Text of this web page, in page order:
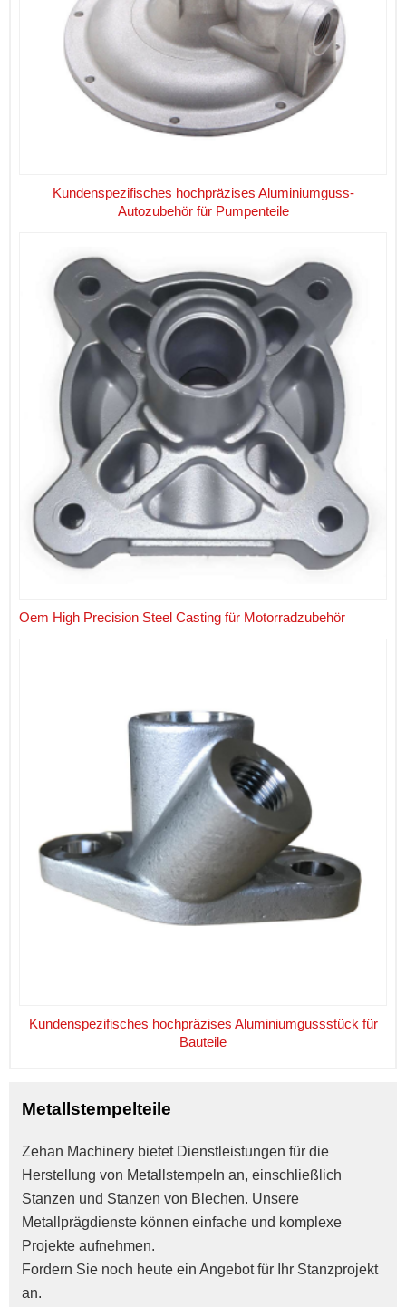
Kundenspezifisches hochpräzises Aluminiumguss-
Autozubehör für Pumpenteile
Oem High Precision Steel Casting für Motorradzubehör
Kundenspezifisches hochpräzises Aluminiumgussstück für
Bauteile
Metallstempelteile
Zehan Machinery bietet Dienstleistungen für die
Herstellung von Metallstempeln an, einschließlich
Stanzen und Stanzen von Blechen. Unsere
Metallprägdienste können einfache und komplexe
Projekte aufnehmen.
Fordern Sie noch heute ein Angebot für Ihr Stanzprojekt
an.